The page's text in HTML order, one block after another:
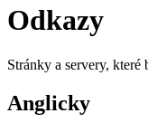
Odkazy
Stránky a servery,
Anglicky